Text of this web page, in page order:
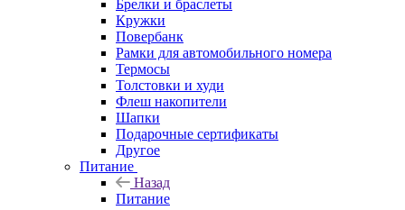
Брелки и браслеты
Кружки
Повербанк
Рамки для автомобильного номера
Термосы
Толстовки и худи
Флеш накопители
Шапки
Подарочные сертификаты
Другое
Питание
Назад
Питание